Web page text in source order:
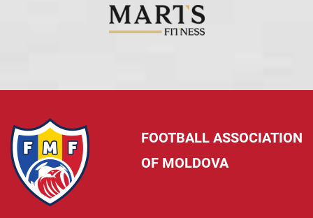
FOOTBALL ASSOCIATION
OF MOLDOVA